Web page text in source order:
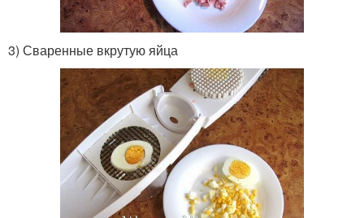
3) Сваренные вкрутую яйца